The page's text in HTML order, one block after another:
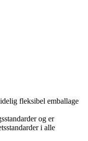
fleksibel emballage
og er
i alle